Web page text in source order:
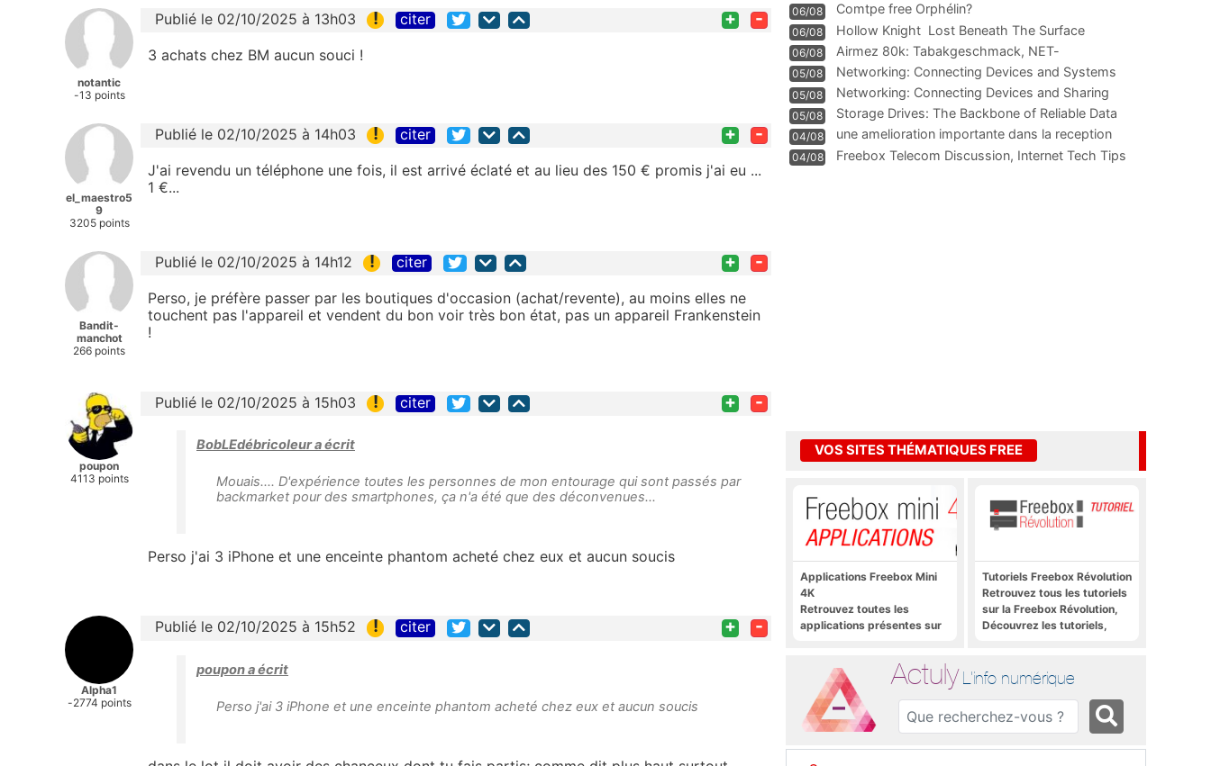
notantic
-13 points
Publié le 02/10/2025 à 13h03 ! citer + -
3 achats chez BM aucun souci !
el_maestro5
9
3205 points
Publié le 02/10/2025 à 14h03 ! citer + -
J'ai revendu un téléphone une fois, il est arrivé éclaté et au lieu des 150 € promis j'ai eu ...
1 €...
Bandit-
manchot
266 points
Publié le 02/10/2025 à 14h12 ! citer + -
Perso, je préfère passer par les boutiques d'occasion (achat/revente), au moins elles ne
touchent pas l'appareil et vendent du bon voir très bon état, pas un appareil Frankenstein
!
poupon
4113 points
Publié le 02/10/2025 à 15h03 ! citer + -
BobLEdébricoleur a écrit
Mouais.... D'expérience toutes les personnes de mon entourage qui sont passés par
backmarket pour des smartphones, ça n'a été que des déconvenues...
Perso j'ai 3 iPhone et une enceinte phantom acheté chez eux et aucun soucis
Alpha1
-2774 points
Publié le 02/10/2025 à 15h52 ! citer + -
poupon a écrit
Perso j'ai 3 iPhone et une enceinte phantom acheté chez eux et aucun soucis
06/08 Comtpe free Orphélin?
06/08 Hollow Knight  Lost Beneath The Surface
06/08
Airmez 80k: Tabakgeschmack, NET-
Technologie und Leistung im
05/08 Networking: Connecting Devices and Systems
05/08
Networking: Connecting Devices and Sharing
Information
05/08
Storage Drives: The Backbone of Reliable Data
Management
04/08
une amelioration importante dans la reception
WIFI
04/08
Freebox Telecom Discussion, Internet Tech Tips
VOS SITES THÉMATIQUES FREE
Applications Freebox Mini
4K
Retrouvez toutes les
applications présentes sur
Tutoriels Freebox Révolution
Retrouvez tous les tutoriels
sur la Freebox Révolution,
Découvrez les tutoriels,
Freebox Server, Freebox
Actuly L'info numérique